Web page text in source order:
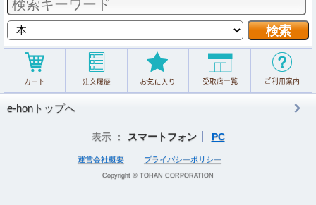
e-honトップへ
表示 ： スマートフォン PC
運営会社概要 プライバシーポリシー
Copyright © TOHAN CORPORATION